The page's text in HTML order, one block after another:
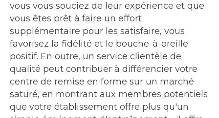
vous vous souciez de leur expérience et que
vous êtes prêt à faire un effort
supplémentaire pour les satisfaire, vous
favorisez la fidélité et le bouche-à-oreille
positif. En outre, un service clientèle de
qualité peut contribuer à différencier votre
centre de remise en forme sur un marché
saturé, en montrant aux membres potentiels
que votre établissement offre plus qu'un